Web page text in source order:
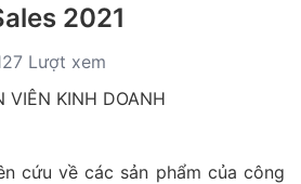
2021
Lượt xem
VIÊN KINH DOANH
cứu về các sản phẩm của công